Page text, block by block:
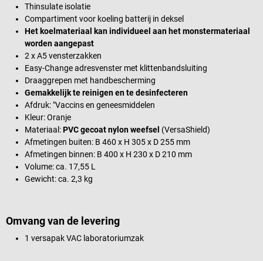
Thinsulate isolatie
Compartiment voor koeling batterij in deksel
Het koelmateriaal kan individueel aan het monstermateriaal
worden aangepast
2 x A5 vensterzakken
Easy-Change adresvenster met klittenbandsluiting
Draaggrepen met handbescherming
Gemakkelijk te reinigen en te desinfecteren
Afdruk: "Vaccins en geneesmiddelen
Kleur: Oranje
Materiaal:PVC gecoat nylon weefsel (VersaShield)
Afmetingen buiten: B 460 x H 305 x D 255 mm
Afmetingen binnen: B 400 x H 230 x D 210 mm
Volume: ca. 17,55 L
Gewicht: ca. 2,3 kg
Omvang van de levering
1 versapak VAC laboratoriumzak